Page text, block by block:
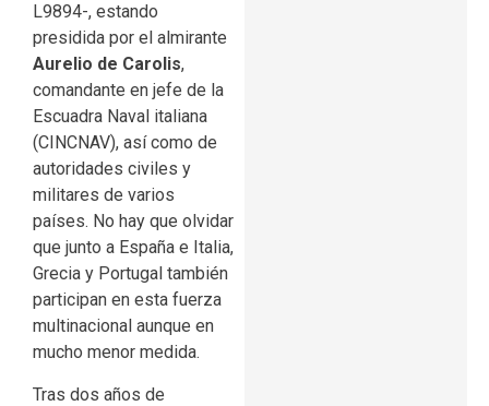
L9894-, estando
presidida por el almirante
Aurelio de Carolis,
comandante en jefe de la
Escuadra Naval italiana
(CINCNAV), así como de
autoridades civiles y
militares de varios
países. No hay que olvidar
que junto a España e Italia,
Grecia y Portugal también
participan en esta fuerza
multinacional aunque en
mucho menor medida.
Tras dos años de